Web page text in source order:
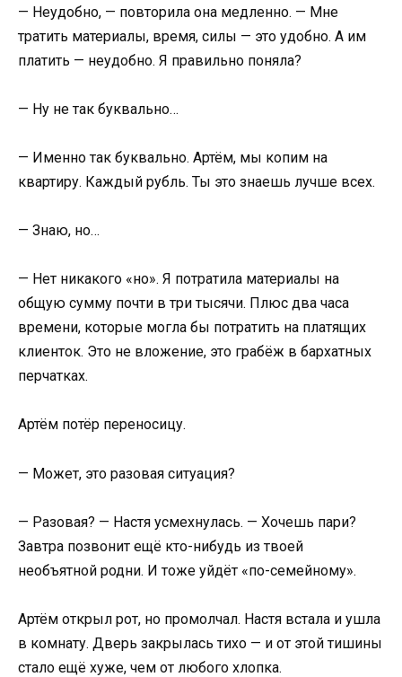
— Неудобно, — повторила она медленно. — Мне
тратить материалы, время, силы — это удобно. А им
платить — неудобно. Я правильно поняла?
— Ну не так буквально…
— Именно так буквально. Артём, мы копим на
квартиру. Каждый рубль. Ты это знаешь лучше всех.
— Знаю, но…
— Нет никакого «но». Я потратила материалы на
общую сумму почти в три тысячи. Плюс два часа
времени, которые могла бы потратить на платящих
клиенток. Это не вложение, это грабёж в бархатных
перчатках.
Артём потёр переносицу.
— Может, это разовая ситуация?
— Разовая? — Настя усмехнулась. — Хочешь пари?
Завтра позвонит ещё кто-нибудь из твоей
необъятной родни. И тоже уйдёт «по-семейному».
Артём открыл рот, но промолчал. Настя встала и ушла
в комнату. Дверь закрылась тихо — и от этой тишины
стало ещё хуже, чем от любого хлопка.